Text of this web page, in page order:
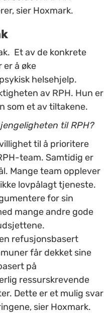
sier Hoxmark.
Et av de konkrete
å øke
helsehjelp.
av RPH. Hun er
som et av tiltakene.
til RPH?
til å prioritere
team. Samtidig er
Mange team opplever
lovpålagt tjeneste.
for sin
mange andre gode
refusjonsbasert
får dekket sine
på
ressurskrevende
Dette er et mulig svar
sier Hoxmark.